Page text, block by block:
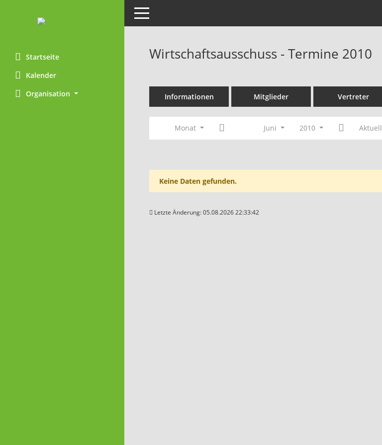
Startseite
Kalender
Organisation
Toggle navigation
Wirtschaftsausschuss - Termine 2010
Informationen Mitglieder Vertreter
Monat Juni 2010 Aktuell
Keine Daten gefunden.
Letzte Änderung: 05.08.2026 22:33:42